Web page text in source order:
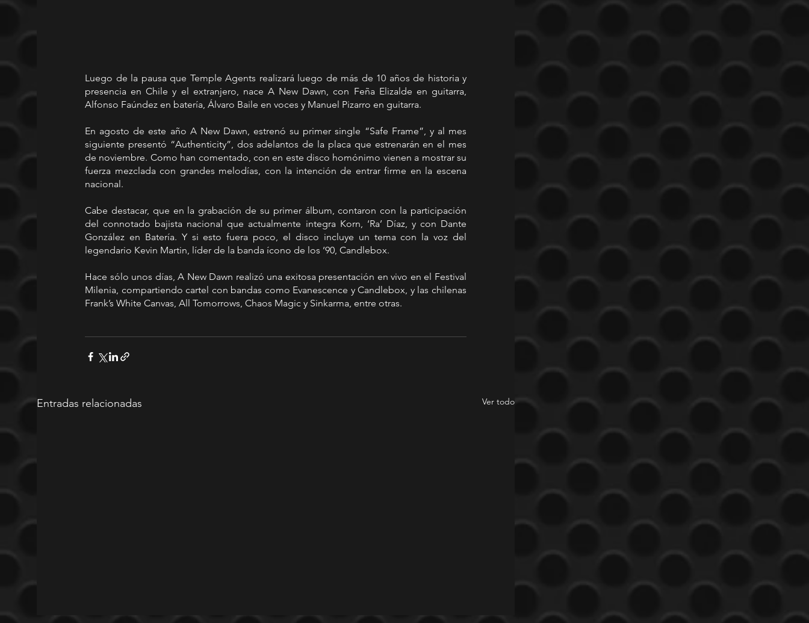
Luego de la pausa que Temple Agents realizará luego de más de 10 años de historia y
presencia en Chile y el extranjero, nace A New Dawn, con Feña Elizalde en guitarra,
Alfonso Faúndez en batería, Álvaro Baile en voces y Manuel Pizarro en guitarra.
En agosto de este año A New Dawn, estrenó su primer single “Safe Frame”, y al mes
siguiente presentó “Authenticity”, dos adelantos de la placa que estrenarán en el mes
de noviembre. Como han comentado, con en este disco homónimo vienen a mostrar su
fuerza mezclada con grandes melodías, con la intención de entrar firme en la escena
nacional.
Cabe destacar, que en la grabación de su primer álbum, contaron con la participación
del connotado bajista nacional que actualmente integra Korn, ‘Ra’ Díaz, y con Dante
González en Batería. Y si esto fuera poco, el disco incluye un tema con la voz del
legendario Kevin Martin, líder de la banda ícono de los ’90, Candlebox.
Hace sólo unos días, A New Dawn realizó una exitosa presentación en vivo en el Festival
Milenia, compartiendo cartel con bandas como Evanescence y Candlebox, y las chilenas
Frank’s White Canvas, All Tomorrows, Chaos Magic y Sinkarma, entre otras.
Entradas relacionadas Ver todo